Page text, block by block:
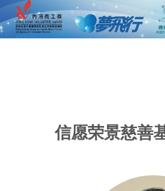
信愿荣景慈善